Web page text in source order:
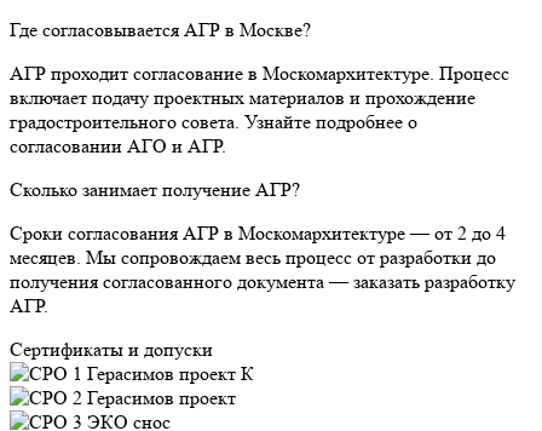
Где согласовывается АГР в Москве?
АГР проходит согласование в Москомархитектуре. Процесс
включает подачу проектных материалов и прохождение
градостроительного совета. Узнайте подробнее о
согласовании АГО и АГР.
Сколько занимает получение АГР?
Сроки согласования АГР в Москомархитектуре — от 2 до 4
месяцев. Мы сопровождаем весь процесс от разработки до
получения согласованного документа — заказать разработку
АГР.
Сертификаты и допуски